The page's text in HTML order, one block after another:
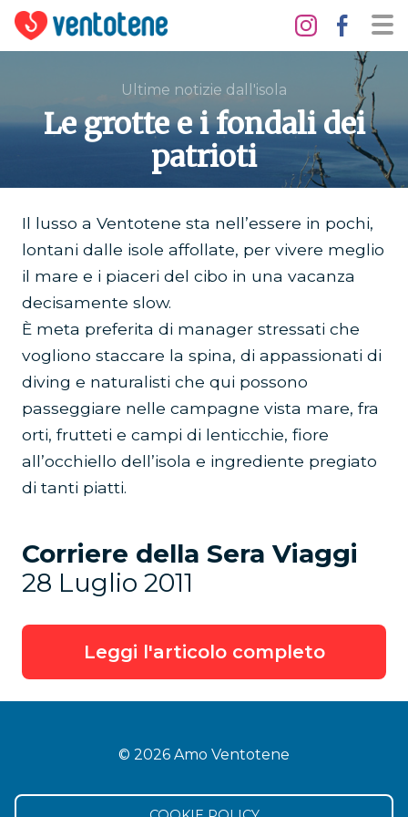
Ultime notizie dall'isola
Le grotte e i fondali dei
patrioti
Il lusso a Ventotene sta nell’essere in pochi,
lontani dalle isole affollate, per vivere meglio
il mare e i piaceri del cibo in una vacanza
decisamente slow.
È meta preferita di manager stressati che
vogliono staccare la spina, di appassionati di
diving e naturalisti che qui possono
passeggiare nelle campagne vista mare, fra
orti, frutteti e campi di lenticchie, fiore
all’occhiello dell’isola e ingrediente pregiato
di tanti piatti.
Corriere della Sera Viaggi
28 Luglio 2011
Leggi l'articolo completo
© 2026 Amo Ventotene